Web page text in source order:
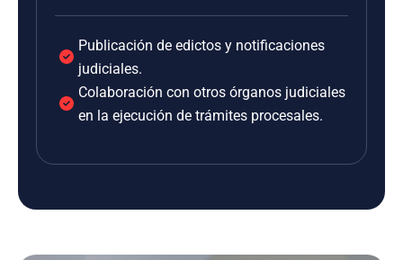
Publicación de edictos y notificaciones
judiciales.
Colaboración con otros órganos judiciales
en la ejecución de trámites procesales.